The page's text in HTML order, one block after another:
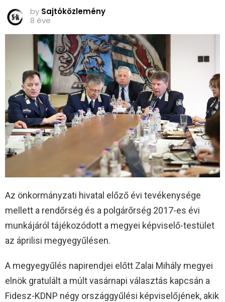
by Sajtóközlemény
8 éve
Az önkormányzati hivatal előző évi tevékenysége
mellett a rendőrség és a polgárőrség 2017-es évi
munkájáról tájékozódott a megyei képviselő-testület
az áprilisi megyegyűlésen.
A megyegyűlés napirendjei előtt Zalai Mihály megyei
elnök gratulált a múlt vasárnapi választás kapcsán a
Fidesz-KDNP négy országgyűlési képviselőjének, akik